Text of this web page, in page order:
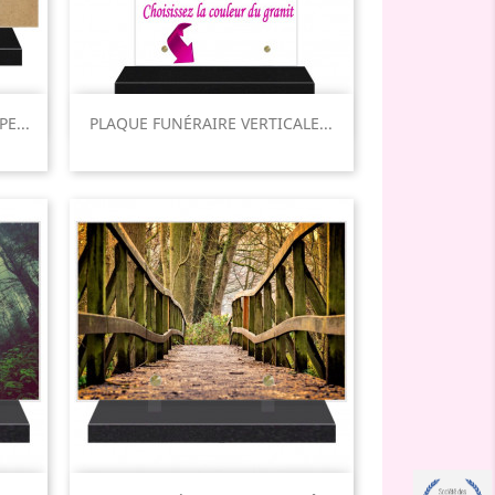
PLAQUE FUNÉRAIRE VERTICALE...
Aperçu rapide